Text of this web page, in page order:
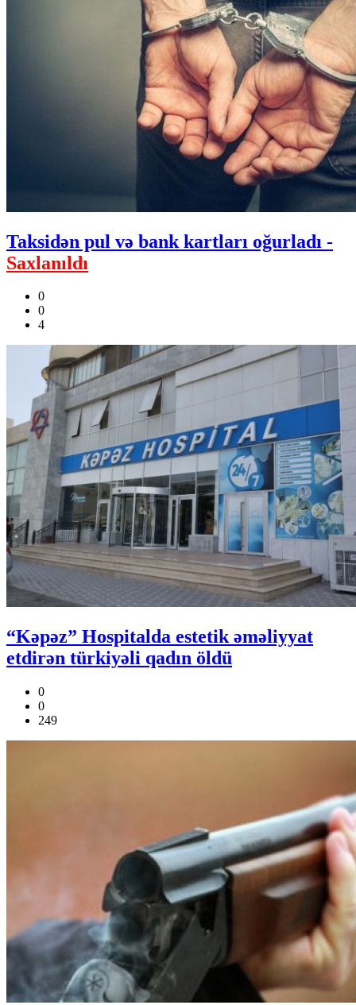
Taksidən pul və bank kartları oğurladı -
Saxlanıldı
0
0
4
“Kəpəz” Hospitalda estetik əməliyyat
etdirən türkiyəli qadın öldü
0
0
249